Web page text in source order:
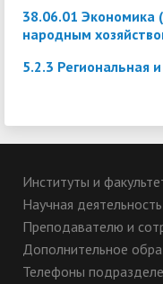
38.06.01 Экономика
народным
5.2.3 Региональная
Институты и
Научная деятельность
Преподавателю и
Дополнительное
Телефоны